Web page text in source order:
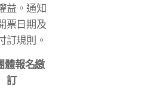
益。通知
票日期及
訂規則。
體報名繳
訂